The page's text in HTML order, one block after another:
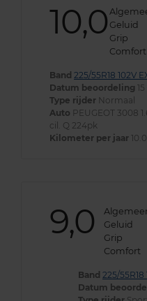
10,0 Geluid
Grip
Comfort
Band 225/55R18 102V
Datum beoordeling
Type rijder Normaal
Auto PEUGEOT 3008
cil. Q 224pk
Kilometer per jaar
9,0
Geluid
Grip
Comfort
Band 225/55R18
Datum